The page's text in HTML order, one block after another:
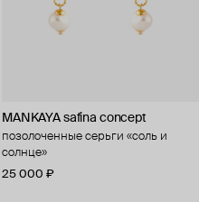
MANKAYA safina concept
позолоченные серьги «соль и
солнце»
25 000 ₽